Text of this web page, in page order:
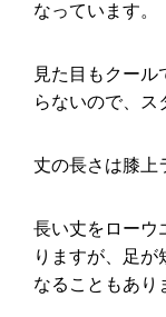
なっています。
見た目もクール
らないので、ス
丈の長さは膝上
長い丈をローウ
りますが、足が
なることもあり